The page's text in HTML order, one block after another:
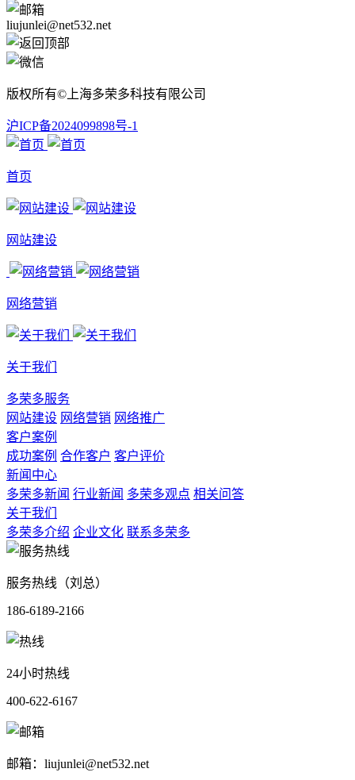
liujunlei@net532.net
版权所有©上海多荣多科技有限公司
沪ICP备2024099898号-1
首页
网站建设
网络营销
关于我们
多荣多服务
网站建设 网络营销 网络推广
客户案例
成功案例 合作客户 客户评价
新闻中心
多荣多新闻 行业新闻 多荣多观点 相关问答
关于我们
多荣多介绍 企业文化 联系多荣多
服务热线（刘总）
186-6189-2166
24小时热线
400-622-6167
邮箱：liujunlei@net532.net